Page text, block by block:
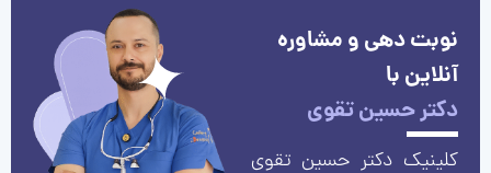
نوبت دهی و مشاوره
آنلاین با
دکتر حسین تقوی
کلینیک دکتر حسین تقوی